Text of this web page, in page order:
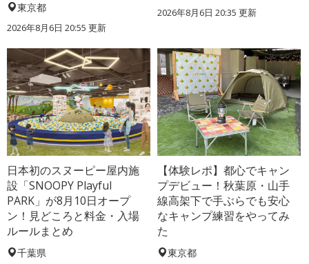
東京都
2026年8月6日 20:55 更新
2026年8月6日 20:35 更新
日本初のスヌーピー屋内施
設「SNOOPY Playful
PARK」が8月10日オープ
ン！見どころと料金・入場
ルールまとめ
千葉県
【体験レポ】都心でキャン
プデビュー！秋葉原・山手
線高架下で手ぶらでも安心
なキャンプ練習をやってみ
た
東京都